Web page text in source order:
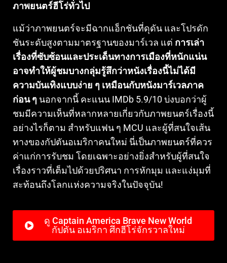
ภาพยนตร์ฮีโร่ทั่วไป
แม้ว่าภาพยนตร์จะมีฉากแอ็กชันที่ดุดัน และโปรดัก
ชันระดับสูงตามมาตรฐานของมาร์เวล แต่ การเล่า
เรื่องที่ซับซ้อนและประเด็นทางการเมืองที่หนักแน่น
อาจทำให้ผู้ชมบางกลุ่มรู้สึกว่าหนังเรื่องนี้ไม่ได้มี
ความบันเทิงแบบง่าย ๆ เหมือนกับหนังมาร์เวลภาค
ก่อน ๆ นอกจากนี้ คะแนน IMDb 5.9/10 บ่งบอกว่าผู้
ชมมีความเห็นที่หลากหลายเกี่ยวกับภาพยนตร์เรื่องนี้
อย่างไรก็ตาม สำหรับแฟน ๆ MCU และผู้ที่สนใจเส้น
ทางของกัปตันอเมริกาคนใหม่ นี่เป็นภาพยนตร์ที่ควร
ค่าแก่การรับชม โดยเฉพาะอย่างยิ่งสำหรับผู้ที่สนใจ
เรื่องราวที่เต็มไปด้วยปริศนา การหักมุม และแง่มุมที่
สะท้อนถึงโลกแห่งความจริงในปัจจุบัน!
ดู Captain America Brave New World
กัปตัน อเมริกา ศึกฮีโร่จักรวาลใหม่